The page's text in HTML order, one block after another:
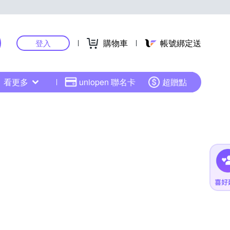
登入 購物車 帳號綁定送
看更多 uniopen 聯名卡 超贈點